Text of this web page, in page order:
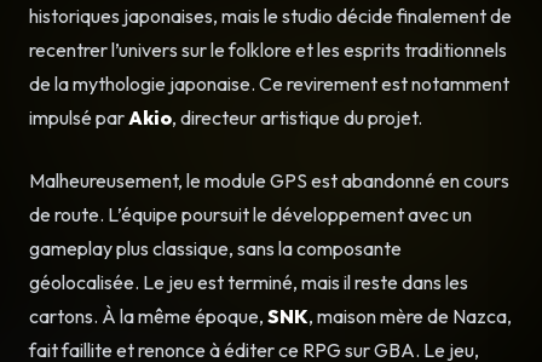
historiques japonaises, mais le studio décide finalement de
recentrer l’univers sur le folklore et les esprits traditionnels
de la mythologie japonaise. Ce revirement est notamment
impulsé parAkio, directeur artistique du projet.
Malheureusement, le module GPS est abandonné en cours
de route. L’équipe poursuit le développement avec un
gameplay plus classique, sans la composante
géolocalisée. Le jeu est terminé, mais il reste dans les
cartons. À la même époque, SNK, maison mère de Nazca,
fait faillite et renonce à éditer ce RPG sur GBA. Le jeu,